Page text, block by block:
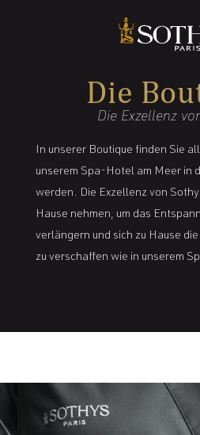
Die
Die Exzellenz
In unserer Boutique finden Sie
unserem Spa-Hotel am Meer in
werden. Die Exzellenz von
Hause nehmen, um das
verlängern und sich zu Hause
zu verschaffen wie in unserem